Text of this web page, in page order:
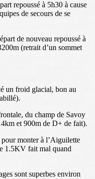
repoussé à 5h30 à cause
de secours de se
de nouveau repoussé à
(retrait d’un sommet
un froid glacial, bon au
du champ de Savoy
et 900m de D+ de fait).
monter à l’Aiguilette
1.5KV fait mal quand
sont superbes environ